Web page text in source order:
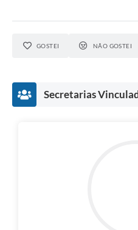
GOSTEI NÃO GOSTEI
Secretarias